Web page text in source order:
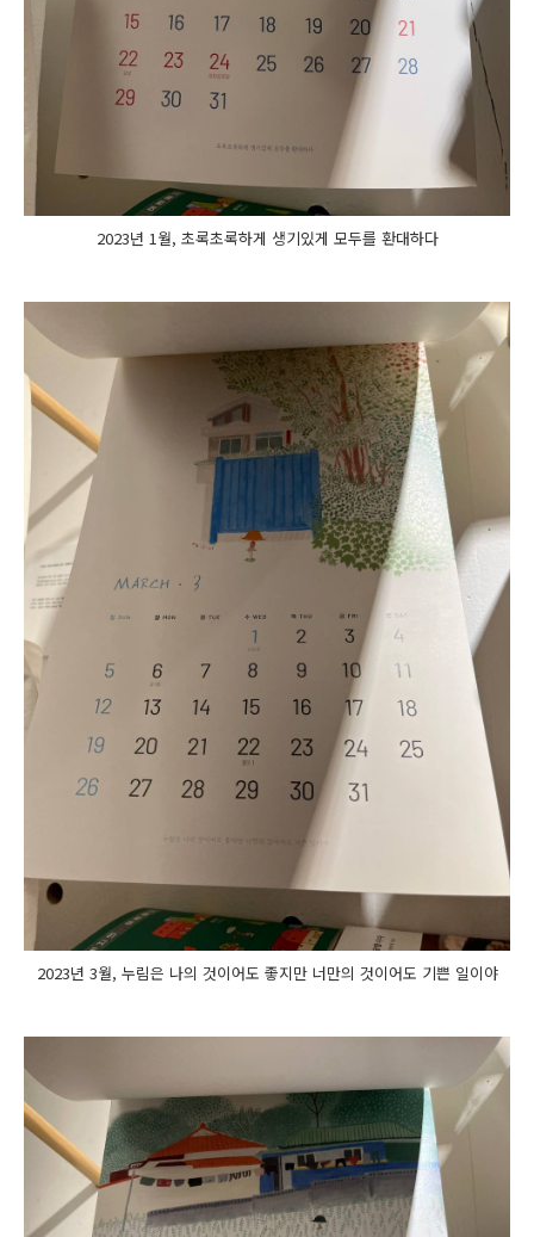
2023년 1월, 초록초록하게 생기있게 모두를 환대하다
2023년 3월, 누림은 나의 것이어도 좋지만 너만의 것이어도 기쁜 일이야